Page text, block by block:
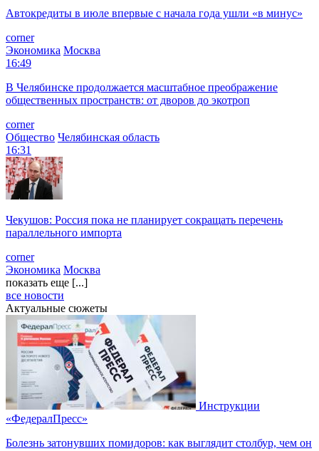
Автокредиты в июле впервые с начала года ушли «в минус»
corner
Экономика Москва
16:49
В Челябинске продолжается масштабное преображение
общественных пространств: от дворов до экотроп
corner
Общество Челябинская область
16:31
Чекушов: Россия пока не планирует сокращать перечень
параллельного импорта
corner
Экономика Москва
показать еще [...]
все новости
Актуальные сюжеты
Инструкции
«ФедералПресс»
Болезнь затонувших помидоров: как выглядит столбур, чем он